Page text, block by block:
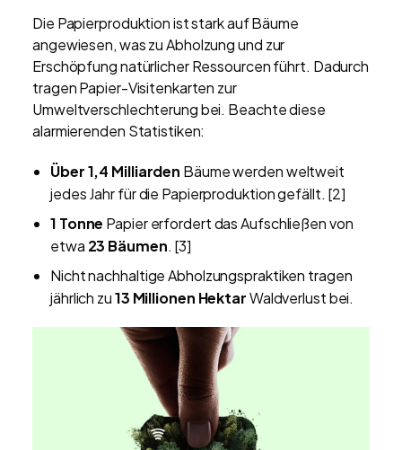
Die Papierproduktion ist stark auf Bäume
angewiesen, was zu Abholzung und zur
Erschöpfung natürlicher Ressourcen führt. Dadurch
tragen Papier-Visitenkarten zur
Umweltverschlechterung bei. Beachte diese
alarmierenden Statistiken:
Über 1,4 Milliarden Bäume werden weltweit
jedes Jahr für die Papierproduktion gefällt. [2]
1 Tonne Papier erfordert das Aufschließen von
etwa 23 Bäumen. [3]
Nicht nachhaltige Abholzungspraktiken tragen
jährlich zu13 Millionen HektarWaldverlust bei.